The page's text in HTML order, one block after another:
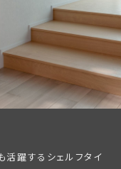
活躍するシェルフタイ